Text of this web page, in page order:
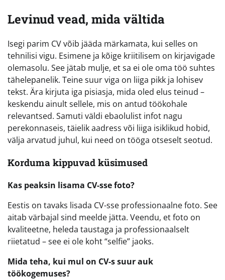
Levinud vead, mida vältida
Isegi parim CV võib jääda märkamata, kui selles on
tehnilisi vigu. Esimene ja kõige kriitilisem on kirjavigade
olemasolu. See jätab mulje, et sa ei ole oma töö suhtes
tähelepanelik. Teine suur viga on liiga pikk ja lohisev
tekst. Ära kirjuta iga pisiasja, mida oled elus teinud –
keskendu ainult sellele, mis on antud töökohale
relevantsed. Samuti väldi ebaolulist infot nagu
perekonnaseis, täielik aadress või liiga isiklikud hobid,
välja arvatud juhul, kui need on tööga otseselt seotud.
Korduma kippuvad küsimused
Kas peaksin lisama CV-sse foto?
Eestis on tavaks lisada CV-sse professionaalne foto. See
aitab värbajal sind meelde jätta. Veendu, et foto on
kvaliteetne, heleda taustaga ja professionaalselt
riietatud – see ei ole koht “selfie” jaoks.
Mida teha, kui mul on CV-s suur auk
töökogemuses?